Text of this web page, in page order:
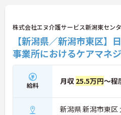
株式会社エヌ介護サービス新潟東セン
【新潟県／新潟市東区
事業所におけるケアマネ
給料 月収 25.5万円～程
新潟県 新潟市東区